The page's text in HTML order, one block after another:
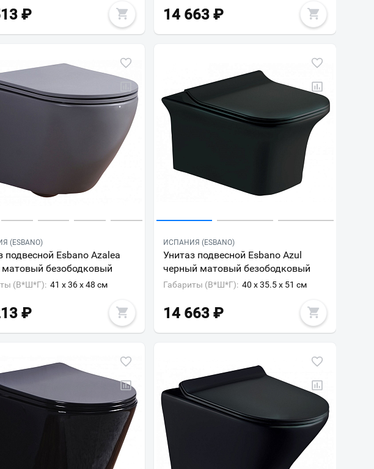
₽ 14 663 ₽
(ESBANO)
подвесной Esbano Azalea
безободковый
(В*Ш*Г): 41 x 36 x 48 см
₽
ИСПАНИЯ (ESBANO)
Унитаз подвесной Esbano Azul
черный матовый безободковый
Габариты (В*Ш*Г): 40 x 35.5 x 51 см
14 663 ₽